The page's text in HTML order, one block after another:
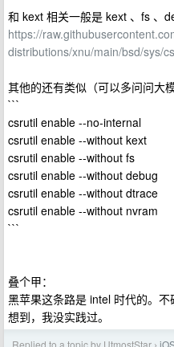
和 kext 相关一般是 kext 、fs 、
https://
distributions/xnu/main/bsd/sys/
其他的还有类似（可以多问问大模
```
csrutil enable --no-internal
csrutil enable --without kext
csrutil enable --without fs
csrutil enable --without debug
csrutil enable --without dtrace
csrutil enable --without nvram
```
叠个甲：
黑苹果这条路是 intel 时代的。
想到，我没实践过。
Replied to a topic by UtmostStar